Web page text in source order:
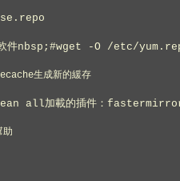
件nbsp;#wget -O /etc/
生成新的緩存
all加載的插件：fastermirror
助